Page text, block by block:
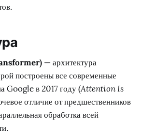
— архитектура
построены все современные
Google в 2017 году (Attention Is
отличие от предшественников
обработка всей